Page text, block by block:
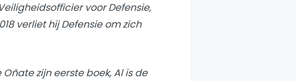
voor Defensie,
verliet hij Defensie om zich
zijn eerste boek,Al is de